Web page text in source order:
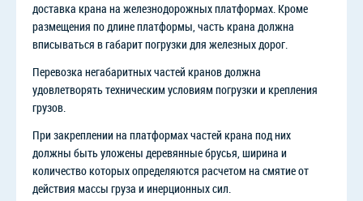
доставка крана на железнодорожных платформах. Кроме
размещения по длине платформы, часть крана должна
вписываться в габарит погрузки для железных дорог.
Перевозка негабаритных частей кранов должна
удовлетворять техническим условиям погрузки и крепления
грузов.
При закреплении на платформах частей крана под них
должны быть уложены деревянные брусья, ширина и
количество которых определяются расчетом на смятие от
действия массы груза и инерционных сил.